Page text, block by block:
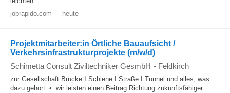
jobrapido.com - heute
Projektmitarbeiter:in Örtliche Bauaufsicht /
Verkehrsinfrastrukturprojekte (m/w/d)
Schimetta Consult Ziviltechniker GesmbH - Feldkirch
zur Gesellschaft Brücke I Schiene I Straße I Tunnel und alles, was
dazu gehört • wir leisten einen Beitrag Richtung zukunftsfähiger